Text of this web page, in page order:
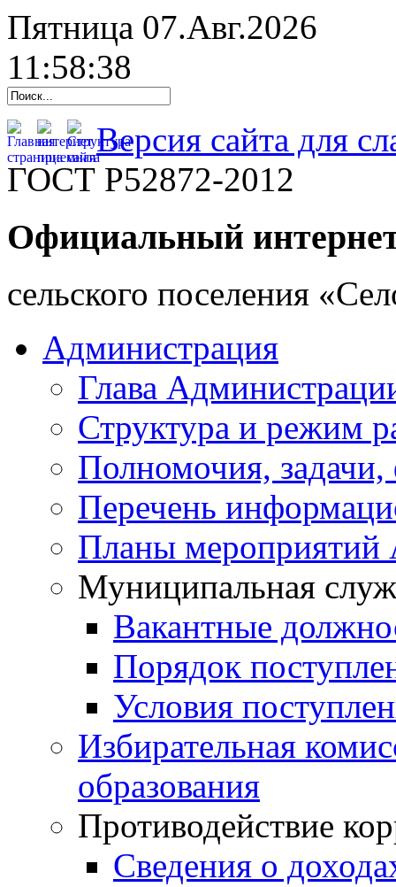
Пятница 07.Авг.2026
11:58:39
Версия сайта для
ГОСТ Р52872-2012
Официальный
cельского поселения
Администрация
Глава
Структура и режим
Полномочия,
Перечень
Планы мероприятий
Муниципальная
Вакантные
Порядок
Условия
Избирательная
образования
Противодействие
Сведения о